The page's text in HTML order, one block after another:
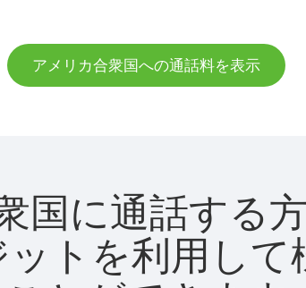
アメリカ合衆国への通話料を表示
国に通話する
トを利用し